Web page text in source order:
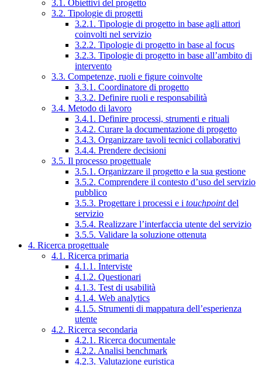
3.1. Obiettivi del progetto
3.2. Tipologie di progetti
3.2.1. Tipologie di progetto in base agli attori
coinvolti nel servizio
3.2.2. Tipologie di progetto in base al focus
3.2.3. Tipologie di progetto in base all’ambito di
intervento
3.3. Competenze, ruoli e figure coinvolte
3.3.1. Coordinatore di progetto
3.3.2. Definire ruoli e responsabilità
3.4. Metodo di lavoro
3.4.1. Definire processi, strumenti e rituali
3.4.2. Curare la documentazione di progetto
3.4.3. Organizzare tavoli tecnici collaborativi
3.4.4. Prendere decisioni
3.5. Il processo progettuale
3.5.1. Organizzare il progetto e la sua gestione
3.5.2. Comprendere il contesto d’uso del servizio
pubblico
3.5.3. Progettare i processi e i touchpointdel
servizio
3.5.4. Realizzare l’interfaccia utente del servizio
3.5.5. Validare la soluzione ottenuta
4. Ricerca progettuale
4.1. Ricerca primaria
4.1.1. Interviste
4.1.2. Questionari
4.1.3. Test di usabilità
4.1.4. Web analytics
4.1.5. Strumenti di mappatura dell’esperienza
utente
4.2. Ricerca secondaria
4.2.1. Ricerca documentale
4.2.2. Analisi benchmark
4.2.3. Valutazione euristica